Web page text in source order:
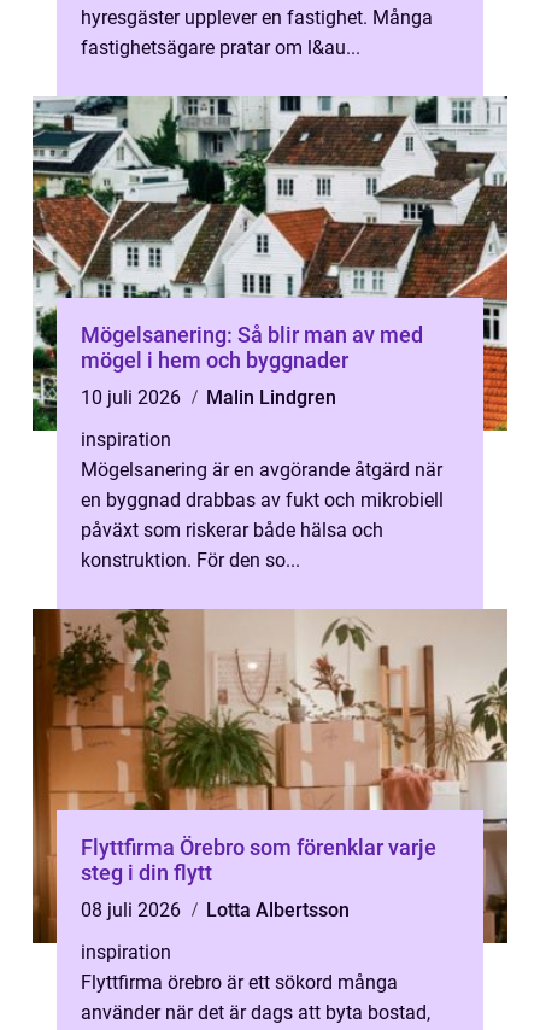
hyresgäster upplever en fastighet. Många
fastighetsägare pratar om l&au...
Mögelsanering: Så blir man av med
mögel i hem och byggnader
10 juli 2026
Malin Lindgren
inspiration
Mögelsanering är en avgörande åtgärd när
en byggnad drabbas av fukt och mikrobiell
påväxt som riskerar både hälsa och
konstruktion. För den so...
Flyttfirma Örebro som förenklar varje
steg i din flytt
08 juli 2026
Lotta Albertsson
inspiration
Flyttfirma örebro är ett sökord många
använder när det är dags att byta bostad,